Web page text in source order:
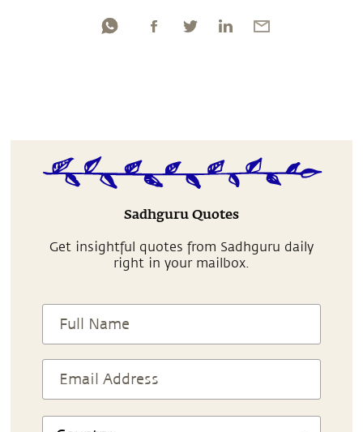
Sadhguru Quotes
Get insightful quotes from Sadhguru daily
right in your mailbox.